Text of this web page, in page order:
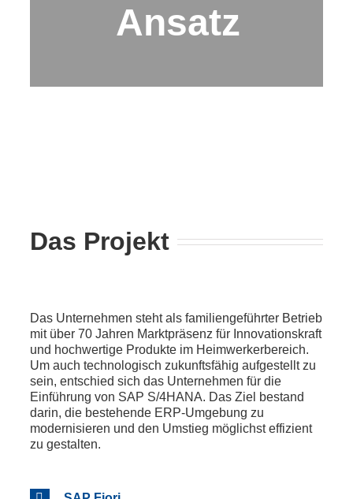
Ansatz
Das Projekt
Das Unternehmen steht als familiengeführter Betrieb
mit über 70 Jahren Marktpräsenz für Innovationskraft
und hochwertige Produkte im Heimwerkerbereich.
Um auch technologisch zukunftsfähig aufgestellt zu
sein, entschied sich das Unternehmen für die
Einführung von SAP S/4HANA. Das Ziel bestand
darin, die bestehende ERP-Umgebung zu
modernisieren und den Umstieg möglichst effizient
zu gestalten.